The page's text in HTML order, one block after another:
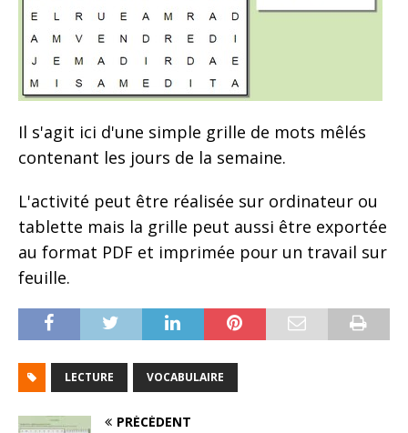
Il s'agit ici d'une simple grille de mots mêlés
contenant les jours de la semaine.
L'activité peut être réalisée sur ordinateur ou
tablette mais la grille peut aussi être exportée
au format PDF et imprimée pour un travail sur
feuille.
LECTURE VOCABULAIRE
PRÉCÉDENT